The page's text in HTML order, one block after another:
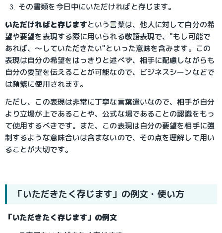
その書類を今日中にいただければと存じます。
いただければと存じますという言葉は、他人に対して自分の希
望や要望を表現する際に用いられる敬語表現で、"もし可能で
あれば、〜していただきたい"といった意味を含みます。この
表現は自分の希望をはっきりと述べず、相手に配慮しながらも
自分の要望を伝えることが可能なので、ビジネスシーンなどで
は頻繁に使用されます。
ただし、この表現は非常に丁寧な言葉遣いなので、相手が自分
より立場が上であることや、公式な場であることの認識をもっ
て使用するべきです。また、この表現は自分の要望を相手に強
制するような意味合いは含まないので、その点を理解して用い
ることが大切です。
「いただきたく存じます」の例文・使い方
「いただきたく存じます」の例文